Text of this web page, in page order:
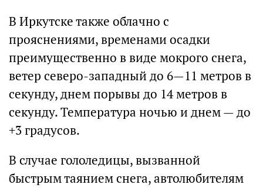
В Иркутске также облачно с
прояснениями, временами осадки
преимущественно в виде мокрого снега,
ветер северо-западный до 6—11 метров в
секунду, днем порывы до 14 метров в
секунду. Температура ночью и днем — до
+3 градусов.
В случае гололедицы, вызванной
быстрым таянием снега, автолюбителям